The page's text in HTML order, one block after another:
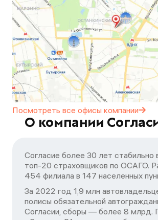
Посмотреть все офисы компании
О компании
Согласие более 30 лет стабильно
топ-20 страховщиков по ОСАГО.
454 филиала в 147 населенных
За 2022 год 1,9 млн
полисы обязательной
Согласии, сборы — более 8 млрд.